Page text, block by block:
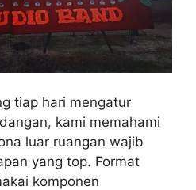
tiap hari mengatur
kami memahami
luar ruangan wajib
yang top. Format
komponen